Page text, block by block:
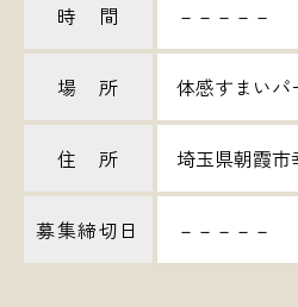
時 間 －－－－－
場 所 体感すまいパ
住 所 埼玉県朝霞市
募集締切日 －－－－－